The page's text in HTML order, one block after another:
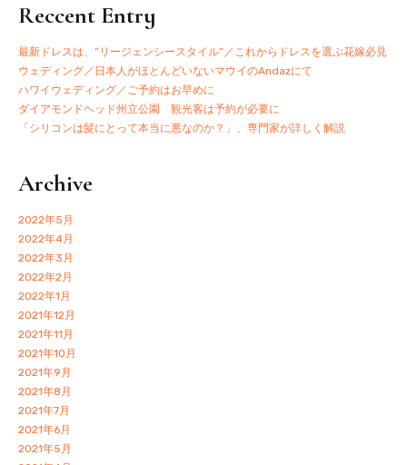
Reccent Entry
最新ドレスは、”リージェンシースタイル”／これからドレスを選ぶ花嫁必見
ウェディング／日本人がほとんどいないマウイのAndazにて
ハワイウェディング／ご予約はお早めに
ダイアモンドヘッド州立公園 観光客は予約が必要に
「シリコンは髪にとって本当に悪なのか？」、専門家が詳しく解説
Archive
2022年5月
2022年4月
2022年3月
2022年2月
2022年1月
2021年12月
2021年11月
2021年10月
2021年9月
2021年8月
2021年7月
2021年6月
2021年5月